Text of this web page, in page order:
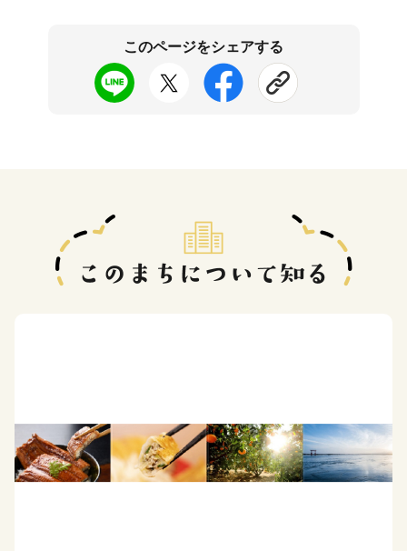
このページをシェアする